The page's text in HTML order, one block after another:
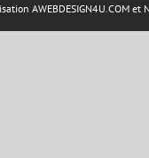
AWEBDESIGN4U.COM et